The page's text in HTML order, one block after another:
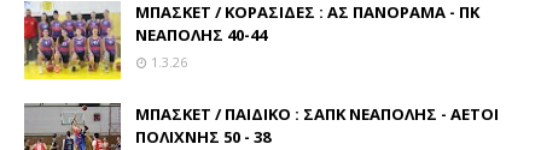
ΜΠΑΣΚΕΤ / ΚΟΡΑΣΙΔΕΣ : ΑΣ ΠΑΝΟΡΑΜΑ - ΠΚ
ΝΕΑΠΟΛΗΣ 40-44
1.3.26
ΜΠΑΣΚΕΤ / ΠΑΙΔΙΚΟ : ΣΑΠΚ ΝΕΑΠΟΛΗΣ - ΑΕΤΟΙ
ΠΟΛΙΧΝΗΣ 50 - 38